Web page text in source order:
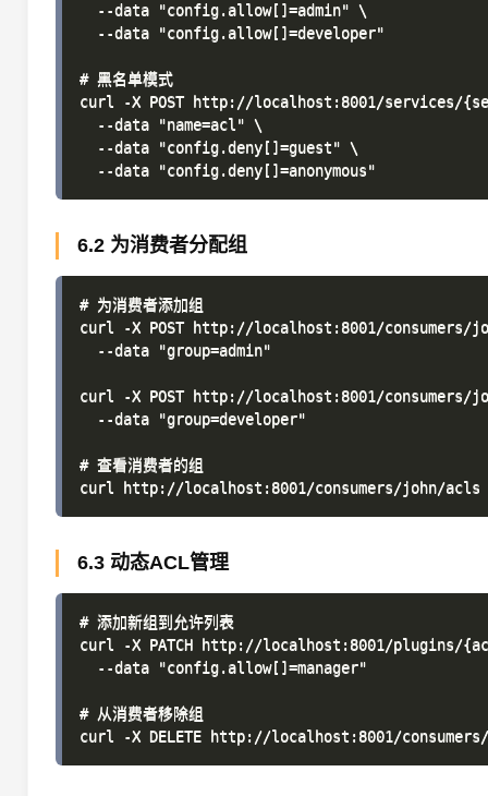
  --data "config.allow[]=admin" \
  --data "config.allow[]=developer"
# 黑名单模式
curl -X POST http://localhost:8001/services/
  --data "name=acl" \
  --data "config.deny[]=guest" \
6.2 为消费者分配组
# 为消费者添加组
curl -X POST http://localhost:8001/consumers/
  --data "group=admin"
curl -X POST http://localhost:8001/consumers/
  --data "group=developer"
# 查看消费者的组
6.3 动态ACL管理
# 添加新组到允许列表
curl -X PATCH http://localhost:8001/plugins/
  --data "config.allow[]=manager"
# 从消费者移除组